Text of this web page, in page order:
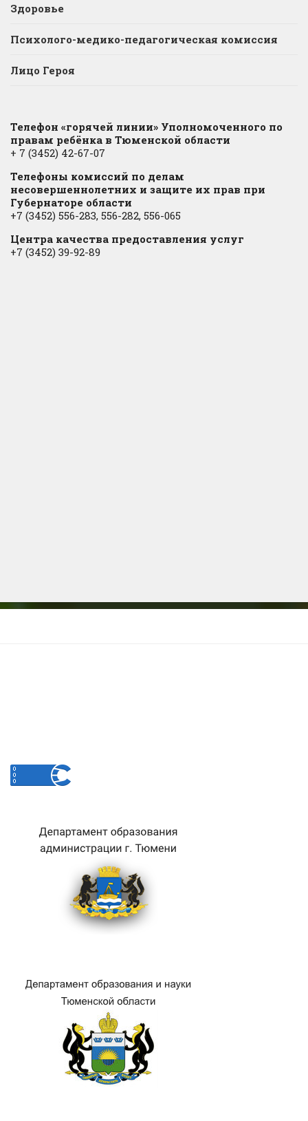
Здоровье
Психолого-медико-педагогическая комиссия
Лицо Героя
Телефон «горячей линии» Уполномоченного по
правам ребёнка в Тюменской области
+ 7 (3452) 42-67-07
Телефоны комиссий по делам
несовершеннолетних и защите их прав при
Губернаторе области
+7 (3452) 556-283, 556-282, 556-065
Центра качества предоставления услуг
+7 (3452) 39-92-89